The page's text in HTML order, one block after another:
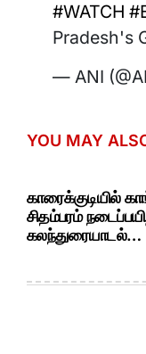
#WATCH
Pradesh's
— ANI
YOU MAY
காரைக்குடியில்
சிதம்பரம்
கலந்துரையாடல்…